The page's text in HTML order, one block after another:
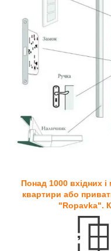
Понад 1000 вхідних
квартири або
"Ropavka".